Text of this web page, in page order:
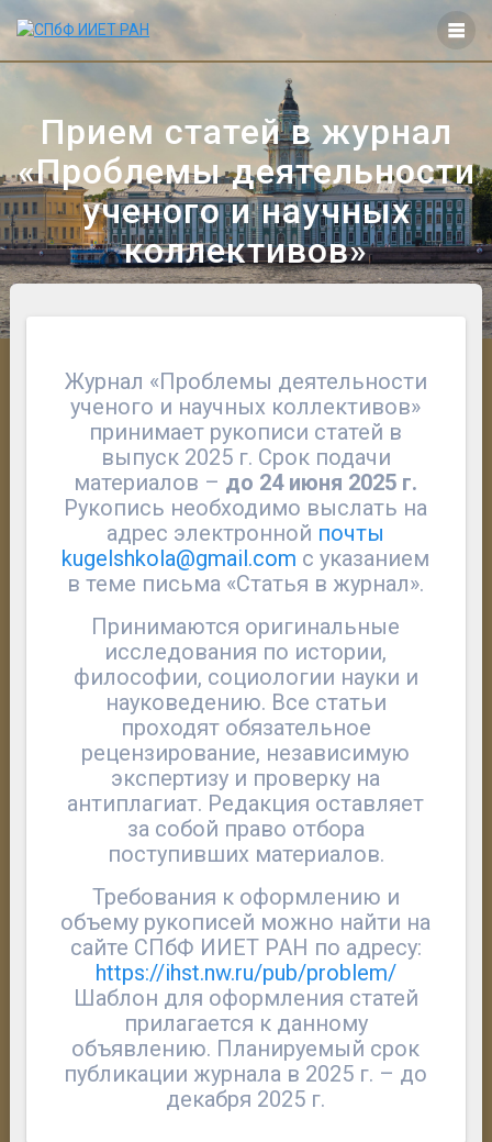
Перейти
к
Прием статей в журнал
«Проблемы деятельности
ученого и научных
коллективов»
Журнал «Проблемы деятельности
ученого и научных коллективов»
принимает рукописи статей в
выпуск 2025 г. Срок подачи
материалов – до 24 июня 2025 г.
Рукопись необходимо выслать на
адрес электронной почты
kugelshkola@gmail.com с указанием
в теме письма «Статья в журнал».
Принимаются оригинальные
исследования по истории,
философии, социологии науки и
науковедению. Все статьи
проходят обязательное
рецензирование, независимую
экспертизу и проверку на
антиплагиат. Редакция оставляет
за собой право отбора
поступивших материалов.
Требования к оформлению и
объему рукописей можно найти на
сайте СПбФ ИИЕТ РАН по адресу:
https://ihst.nw.ru/pub/problem/
Шаблон для оформления статей
прилагается к данному
объявлению. Планируемый срок
публикации журнала в 2025 г. – до
декабря 2025 г.